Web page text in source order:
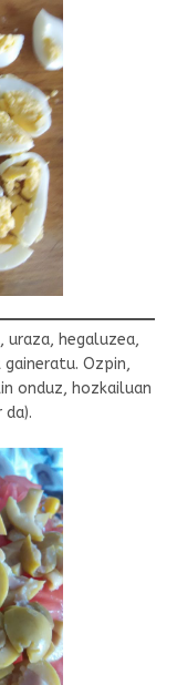
hegaluzea,
Ozpin,
onduz, hozkailuan